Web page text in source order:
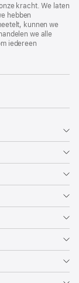
kracht. We laten
hebben
kunnen we
we alle
iedereen